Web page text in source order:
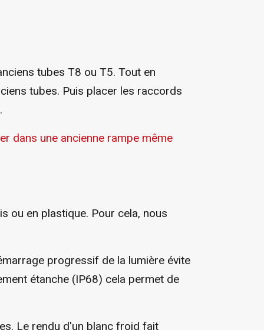
tubes T8 ou T5. Tout en
tubes. Puis placer les raccords
dans une ancienne rampe même
ou en plastique. Pour cela, nous
progressif de la lumière évite
étanche (IP68) cela permet de
Le rendu d'un blanc froid fait